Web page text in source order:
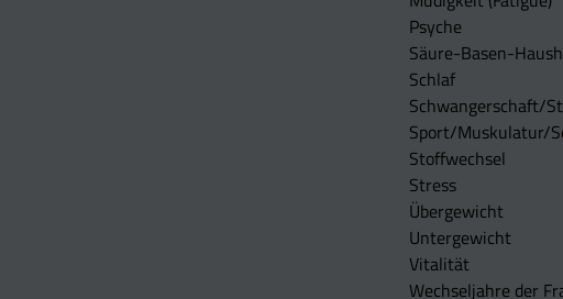
Psyche
Säure-Basen-
Schlaf
Schwangerschaft/
Sport/Muskulatur/
Stoffwechsel
Stress
Übergewicht
Untergewicht
Vitalität
Wechseljahre der